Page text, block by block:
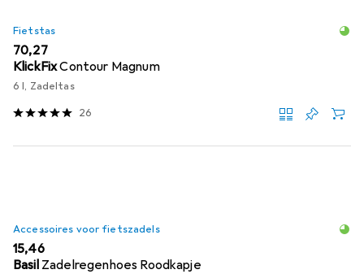
Fietstas
EUR
70,27
KlickFixContour Magnum
6 l, Zadeltas
26
Accessoires voor fietszadels
EUR
15,46
Basil Zadelregenhoes Roodkapje